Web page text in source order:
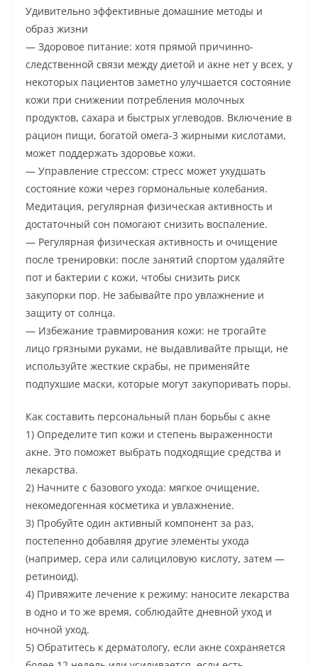
Удивительно эффективные домашние методы и
образ жизни
— Здоровое питание: хотя прямой причинно-
следственной связи между диетой и акне нет у всех, у
некоторых пациентов заметно улучшается состояние
кожи при снижении потребления молочных
продуктов, сахара и быстрых углеводов. Включение в
рацион пищи, богатой омега-3 жирными кислотами,
может поддержать здоровье кожи.
— Управление стрессом: стресс может ухудшать
состояние кожи через гормональные колебания.
Медитация, регулярная физическая активность и
достаточный сон помогают снизить воспаление.
— Регулярная физическая активность и очищение
после тренировки: после занятий спортом удаляйте
пот и бактерии с кожи, чтобы снизить риск
закупорки пор. Не забывайте про увлажнение и
защиту от солнца.
— Избежание травмирования кожи: не трогайте
лицо грязными руками, не выдавливайте прыщи, не
используйте жесткие скрабы, не применяйте
подпухшие маски, которые могут закупоривать поры.
Как составить персональный план борьбы с акне
1) Определите тип кожи и степень выраженности
акне. Это поможет выбрать подходящие средства и
лекарства.
2) Начните с базового ухода: мягкое очищение,
некомедогенная косметика и увлажнение.
3) Пробуйте один активный компонент за раз,
постепенно добавляя другие элементы ухода
(например, сера или салициловую кислоту, затем —
ретиноид).
4) Привяжите лечение к режиму: наносите лекарства
в одно и то же время, соблюдайте дневной уход и
ночной уход.
5) Обратитесь к дерматологу, если акне сохраняется